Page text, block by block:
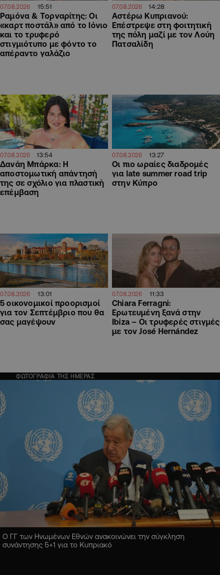
07.08.2026 15:51
Ραμόνα & Τορναρίτης: Οι
«καρτ ποστάλ» από το Ιόνιο
και το τρυφερό
στιγμιότυπο με φόντο το
απέραντο γαλάζιο
07.08.2026 14:28
Αστέρω Κυπριανού:
Επέστρεψε στη φοιτητική
της πόλη μαζί με τον Λούη
Πατσαλίδη
07.08.2026 13:54
Δανάη Μπάρκα: Η
αποστομωτική απάντησή
της σε σχόλιο για πλαστική
επέμβαση
07.08.2026 13:27
Οι πιο ωραίες διαδρομές
για late summer road trip
στην Κύπρο
07.08.2026 13:01
5 οικονομικοί προορισμοί
για τον Σεπτέμβριο που θα
σας μαγέψουν
07.08.2026 11:33
Chiara Ferragni:
Ερωτευμένη ξανά στην
Ibiza – Οι τρυφερές στιγμές
με τον José Hernández
ΦΩΤΟΓΡΑΦΙΑ ΤΗΣ ΗΜΕΡΑΣ
Ο ΓΓ των Ηνωμένων Εθνών ανακοινώνει την σύγκληση
συνάντησης 5+1 για το Κυπριακό